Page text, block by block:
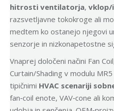
hitrosti ventilatorja, vklop/
razsvetljavne tokokroge ali
medtem ko ostanejo njegovi
senzorje in nizkonapetostne
Vnaprej določeni načini Fan
Curtain/Shading v modulu
tipičnimi HVAC scenariji
fan‑coil enote, VAV‑cone ali